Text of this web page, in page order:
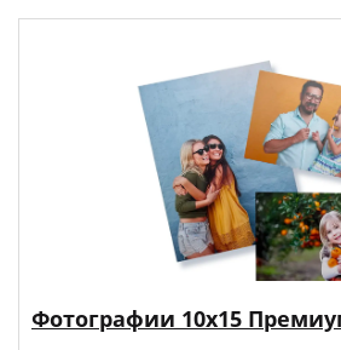
Фотографии 10х15